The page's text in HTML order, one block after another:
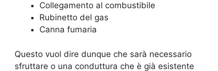
Collegamento al combustibile
Rubinetto del gas
Canna fumaria
Questo vuol dire dunque che sarà necessario
sfruttare o una conduttura che è già esistente